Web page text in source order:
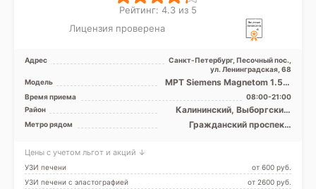
Рейтинг: 4.3 из 5
Лицензия проверена
Адрес
Санкт-Петербург, Песочный пос.,
ул. Ленинградская, 68
Модель
МРТ Siemens Magnetom 1.5T,
GE Signa Excite HD 1.5T
закрытый тип, КТ Ph ...
Время приема
08:00-21:00
Район
Калининский, Выборгский,
Кронштадтский, Курортный,
Приморский, Лен. область
Метро рядом
Гражданский проспект,
Старая Деревня
Цены с учетом льгот и акций ↓
УЗИ печени
от 600 pуб.
УЗИ печени с эластографией
от 2600 pуб.